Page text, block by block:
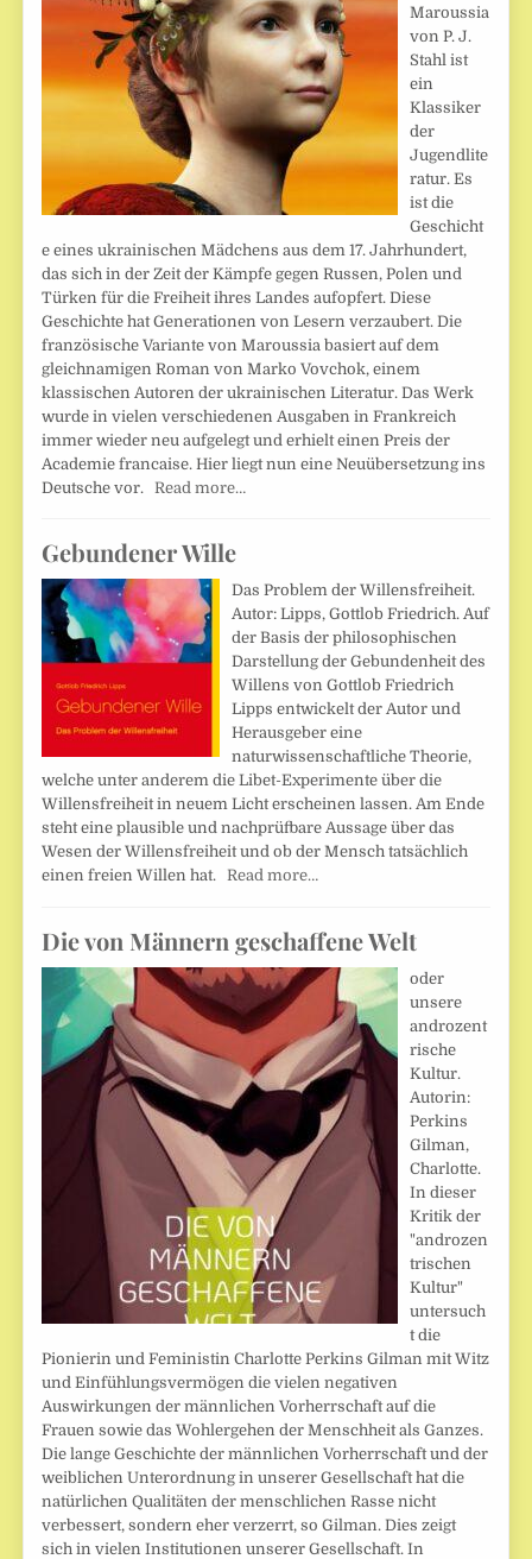
Maroussia
von P. J.
Stahl ist
ein
Klassiker
der
Jugendlite
ratur. Es
ist die
Geschicht
e eines ukrainischen Mädchens aus dem 17. Jahrhundert,
das sich in der Zeit der Kämpfe gegen Russen, Polen und
Türken für die Freiheit ihres Landes aufopfert. Diese
Geschichte hat Generationen von Lesern verzaubert. Die
französische Variante von Maroussia basiert auf dem
gleichnamigen Roman von Marko Vovchok, einem
klassischen Autoren der ukrainischen Literatur. Das Werk
wurde in vielen verschiedenen Ausgaben in Frankreich
immer wieder neu aufgelegt und erhielt einen Preis der
Academie francaise. Hier liegt nun eine Neuübersetzung ins
Deutsche vor.Read more…
Gebundener Wille
Das Problem der Willensfreiheit.
Autor: Lipps, Gottlob Friedrich. Auf
der Basis der philosophischen
Darstellung der Gebundenheit des
Willens von Gottlob Friedrich
Lipps entwickelt der Autor und
Herausgeber eine
naturwissenschaftliche Theorie,
welche unter anderem die Libet-Experimente über die
Willensfreiheit in neuem Licht erscheinen lassen. Am Ende
steht eine plausible und nachprüfbare Aussage über das
Wesen der Willensfreiheit und ob der Mensch tatsächlich
einen freien Willen hat.Read more…
Die von Männern geschaffene Welt
oder
unsere
androzent
rische
Kultur.
Autorin:
Perkins
Gilman,
Charlotte.
In dieser
Kritik der
"androzen
trischen
Kultur"
untersuch
t die
Pionierin und Feministin Charlotte Perkins Gilman mit Witz
und Einfühlungsvermögen die vielen negativen
Auswirkungen der männlichen Vorherrschaft auf die
Frauen sowie das Wohlergehen der Menschheit als Ganzes.
Die lange Geschichte der männlichen Vorherrschaft und der
weiblichen Unterordnung in unserer Gesellschaft hat die
natürlichen Qualitäten der menschlichen Rasse nicht
verbessert, sondern eher verzerrt, so Gilman. Dies zeigt
sich in vielen Institutionen unserer Gesellschaft. In